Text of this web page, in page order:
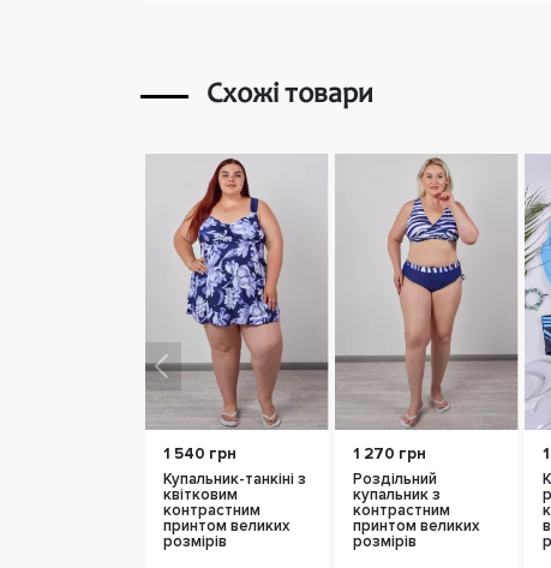
Схожі товари
1 540 грн
Купальник-танкіні з
квітковим
контрастним
принтом великих
розмірів
1 270 грн
Роздільний
купальник з
контрастним
принтом великих
розмірів